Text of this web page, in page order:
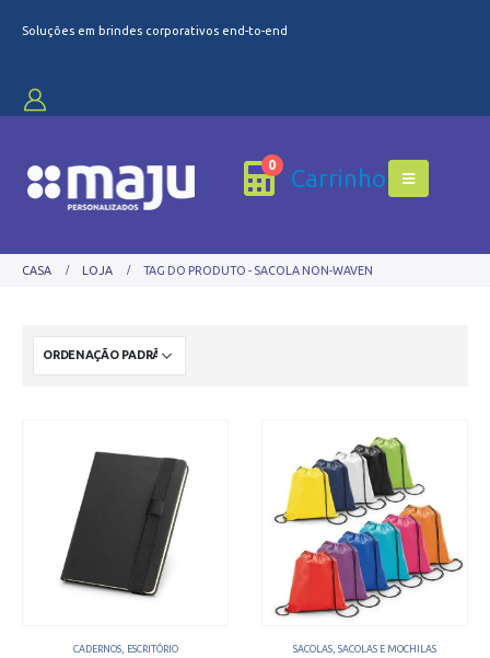
Soluções em brindes corporativos end-to-end
0 Carrinho
CASA LOJA TAG DO PRODUTO - SACOLA NON-WAVEN
CADERNOS, ESCRITÓRIO SACOLAS, SACOLAS E MOCHILAS